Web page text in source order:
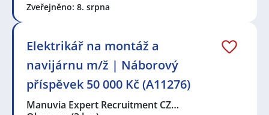
Zveřejněno: 8. srpna
Elektrikář na montáž a
navijárnu m/ž | Náborový
příspěvek 50 000 Kč (A11276)
Manuvia Expert Recruitment CZ…